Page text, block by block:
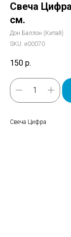
Свеча
см.
Дон Баллон (Китай)
SKU: и00070
150 р.
Свеча Цифра